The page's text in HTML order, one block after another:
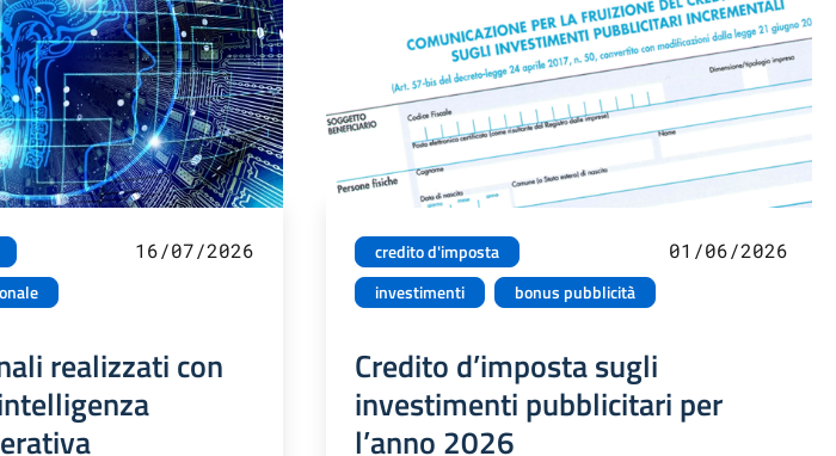
16/07/2026
realizzati con
credito d'imposta
investimenti
bonus pubblicità
01/06/2026
Credito d’imposta sugli
investimenti pubblicitari per
l’anno 2026